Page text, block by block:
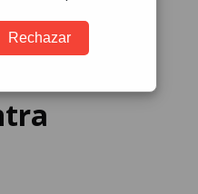
tras
Rechazar